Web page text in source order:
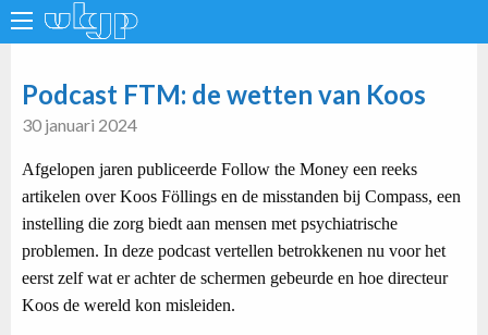
Podcast FTM: de wetten van Koos
30 januari 2024
Afgelopen jaren publiceerde Follow the Money een reeks
artikelen over Koos Föllings en de misstanden bij Compass, een
instelling die zorg biedt aan mensen met psychiatrische
problemen. In deze podcast vertellen betrokkenen nu voor het
eerst zelf wat er achter de schermen gebeurde en hoe directeur
Koos de wereld kon misleiden.